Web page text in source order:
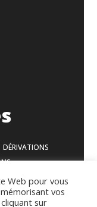
Web pour vous
vos
sur